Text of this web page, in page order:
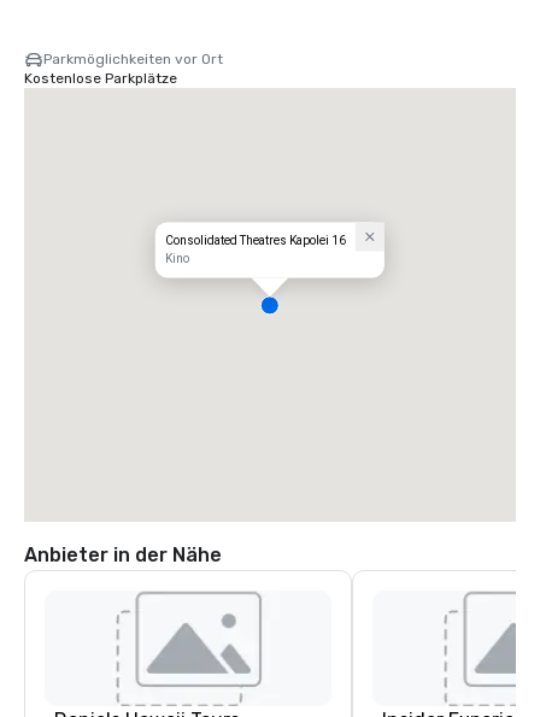
Parkmöglichkeiten vor Ort
Kostenlose Parkplätze
Consolidated Theatres Kapolei 16
Kino
Anbieter in der Nähe